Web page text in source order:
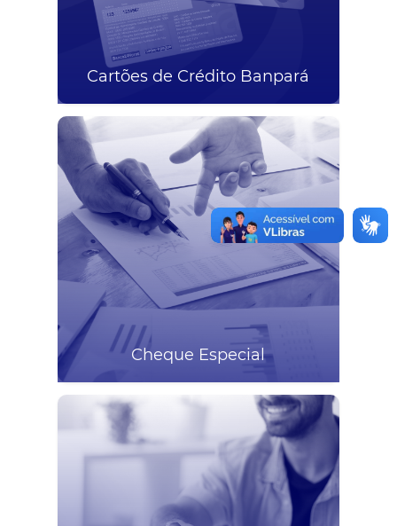
Cartões de Crédito Banpará
Cheque Especial